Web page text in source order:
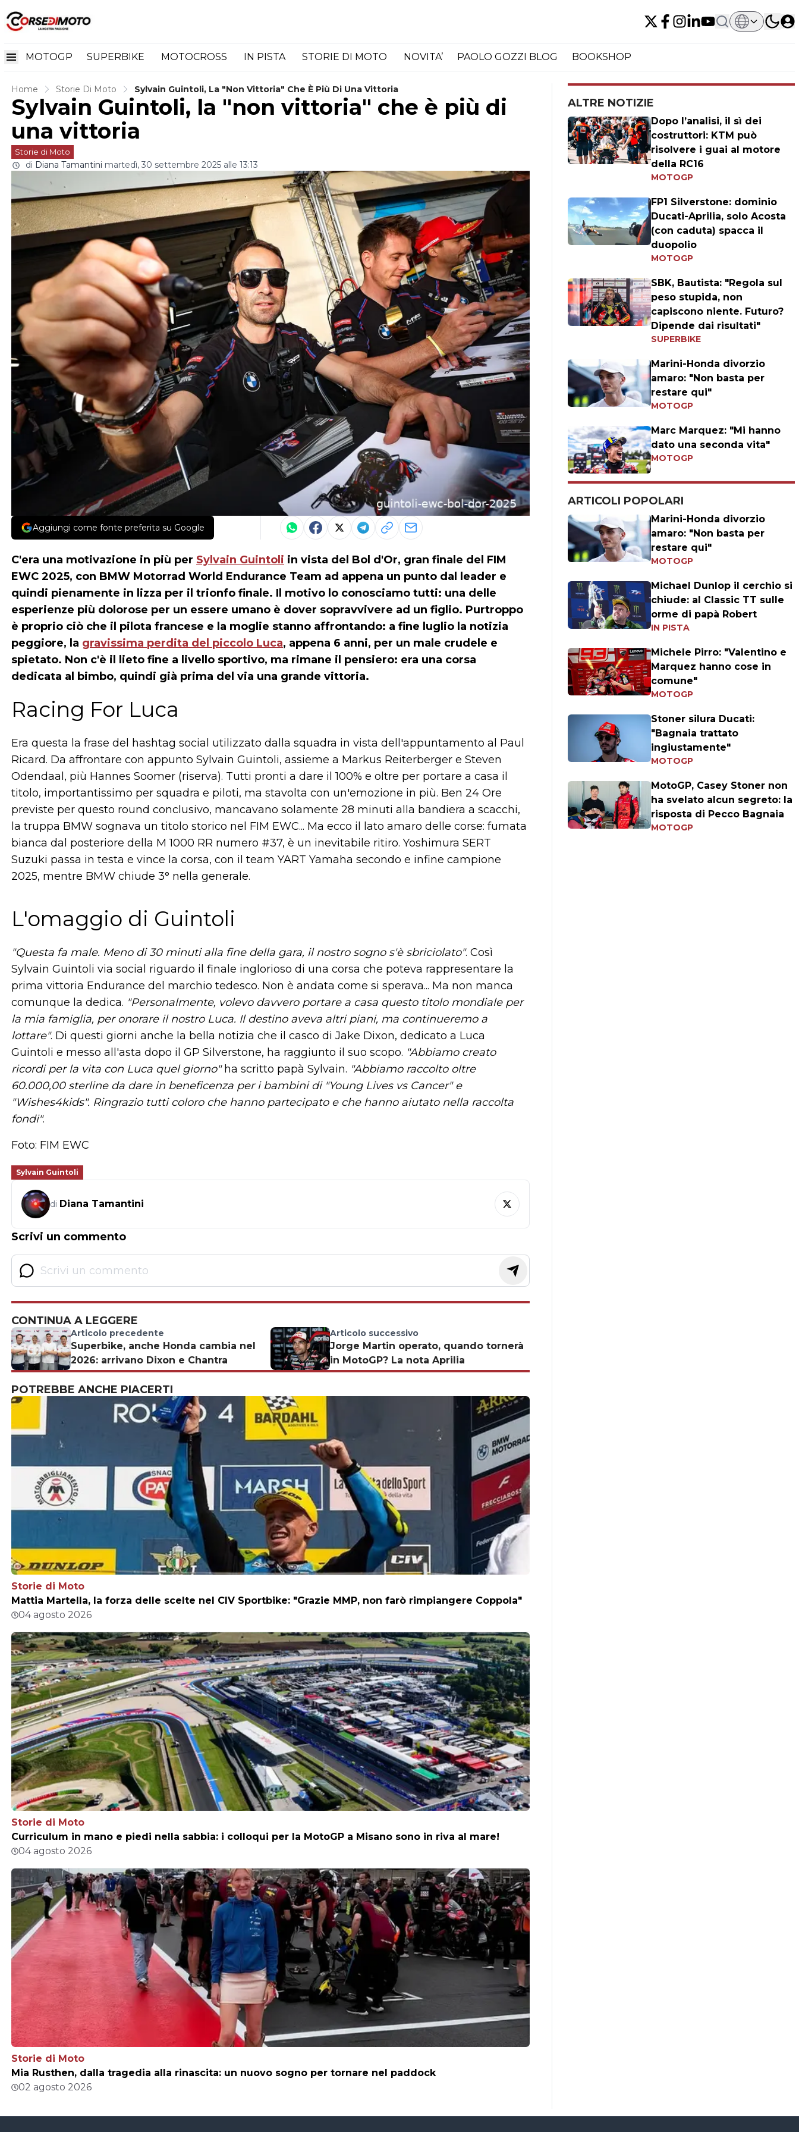
MOTOGP SUPERBIKE MOTOCROSS IN PISTA STORIE DI MOTO NOVITA’ PAOLO GOZZI BLOG BOOKSHOP
Home Storie Di Moto Sylvain Guintoli, La "non Vittoria" Che È Più Di Una Vittoria
Sylvain Guintoli, la "non vittoria" che è più di
una vittoria
Storie di Moto
di Diana Tamantini martedì, 30 settembre 2025 alle 13:13
Aggiungi come fonte preferita su Google
C'era una motivazione in più per Sylvain Guintoli in vista del Bol d'Or, gran finale del FIM
EWC 2025, con BMW Motorrad World Endurance Team ad appena un punto dal leader e
quindi pienamente in lizza per il trionfo finale. Il motivo lo conosciamo tutti: una delle
esperienze più dolorose per un essere umano è dover sopravvivere ad un figlio. Purtroppo
è proprio ciò che il pilota francese e la moglie stanno affrontando: a fine luglio la notizia
peggiore, la gravissima perdita del piccolo Luca, appena 6 anni, per un male crudele e
spietato. Non c'è il lieto fine a livello sportivo, ma rimane il pensiero: era una corsa
dedicata al bimbo, quindi già prima del via una grande vittoria.
Racing For Luca
Era questa la frase del hashtag social utilizzato dalla squadra in vista dell'appuntamento al Paul
Ricard. Da affrontare con appunto Sylvain Guintoli, assieme a Markus Reiterberger e Steven
Odendaal, più Hannes Soomer (riserva). Tutti pronti a dare il 100% e oltre per portare a casa il
titolo, importantissimo per squadra e piloti, ma stavolta con un'emozione in più. Ben 24 Ore
previste per questo round conclusivo, mancavano solamente 28 minuti alla bandiera a scacchi,
la truppa BMW sognava un titolo storico nel FIM EWC... Ma ecco il lato amaro delle corse: fumata
bianca dal posteriore della M 1000 RR numero #37, è un inevitabile ritiro. Yoshimura SERT
Suzuki passa in testa e vince la corsa, con il team YART Yamaha secondo e infine campione
2025, mentre BMW chiude 3° nella generale.
L'omaggio di Guintoli
"Questa fa male. Meno di 30 minuti alla fine della gara, il nostro sogno s'è sbriciolato". Così
Sylvain Guintoli via social riguardo il finale inglorioso di una corsa che poteva rappresentare la
prima vittoria Endurance del marchio tedesco. Non è andata come si sperava... Ma non manca
comunque la dedica. "Personalmente, volevo davvero portare a casa questo titolo mondiale per
la mia famiglia, per onorare il nostro Luca. Il destino aveva altri piani, ma continueremo a
lottare". Di questi giorni anche la bella notizia che il casco di Jake Dixon, dedicato a Luca
Guintoli e messo all'asta dopo il GP Silverstone, ha raggiunto il suo scopo. "Abbiamo creato
ricordi per la vita con Luca quel giorno" ha scritto papà Sylvain. "Abbiamo raccolto oltre
60.000,00 sterline da dare in beneficenza per i bambini di "Young Lives vs Cancer" e
"Wishes4kids". Ringrazio tutti coloro che hanno partecipato e che hanno aiutato nella raccolta
fondi".
Foto: FIM EWC
Sylvain Guintoli
di Diana Tamantini
Scrivi un commento
CONTINUA A LEGGERE
Articolo precedente
Superbike, anche Honda cambia nel
2026: arrivano Dixon e Chantra
Articolo successivo
Jorge Martin operato, quando tornerà
in MotoGP? La nota Aprilia
POTREBBE ANCHE PIACERTI
Storie di Moto
Mattia Martella, la forza delle scelte nel CIV Sportbike: "Grazie MMP, non farò rimpiangere Coppola"
04 agosto 2026
Storie di Moto
Curriculum in mano e piedi nella sabbia: i colloqui per la MotoGP a Misano sono in riva al mare!
04 agosto 2026
Storie di Moto
Mia Rusthen, dalla tragedia alla rinascita: un nuovo sogno per tornare nel paddock
02 agosto 2026
ALTRE NOTIZIE
Dopo l’analisi, il sì dei
costruttori: KTM può
risolvere i guai al motore
della RC16
MOTOGP
FP1 Silverstone: dominio
Ducati-Aprilia, solo Acosta
(con caduta) spacca il
duopolio
MOTOGP
SBK, Bautista: "Regola sul
peso stupida, non
capiscono niente. Futuro?
Dipende dai risultati"
SUPERBIKE
Marini-Honda divorzio
amaro: "Non basta per
restare qui"
MOTOGP
Marc Marquez: "Mi hanno
dato una seconda vita"
MOTOGP
ARTICOLI POPOLARI
Marini-Honda divorzio
amaro: "Non basta per
restare qui"
MOTOGP
Michael Dunlop il cerchio si
chiude: al Classic TT sulle
orme di papà Robert
IN PISTA
Michele Pirro: "Valentino e
Marquez hanno cose in
comune"
MOTOGP
Stoner silura Ducati:
"Bagnaia trattato
ingiustamente"
MOTOGP
MotoGP, Casey Stoner non
ha svelato alcun segreto: la
risposta di Pecco Bagnaia
MOTOGP